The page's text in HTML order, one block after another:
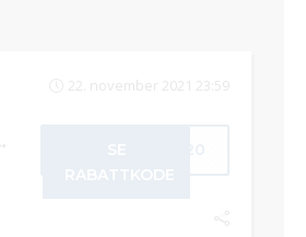
22. november 2021 23:59